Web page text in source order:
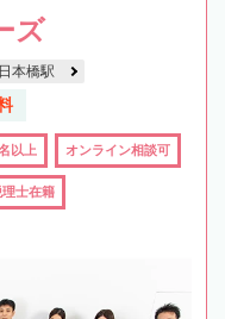
ズ
日本橋駅
以上 オンライン相談可
士在籍